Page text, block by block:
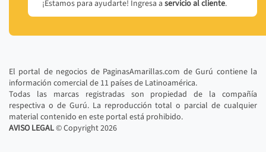
¡Estamos para ayudarte! Ingresa a servicio al cliente.
El portal de negocios de PaginasAmarillas.com de Gurú contiene la
información comercial de 11 países de Latinoamérica.
Todas las marcas registradas son propiedad de la compañía
respectiva o de Gurú. La reproducción total o parcial de cualquier
material contenido en este portal está prohibido.
AVISO LEGAL© Copyright2026